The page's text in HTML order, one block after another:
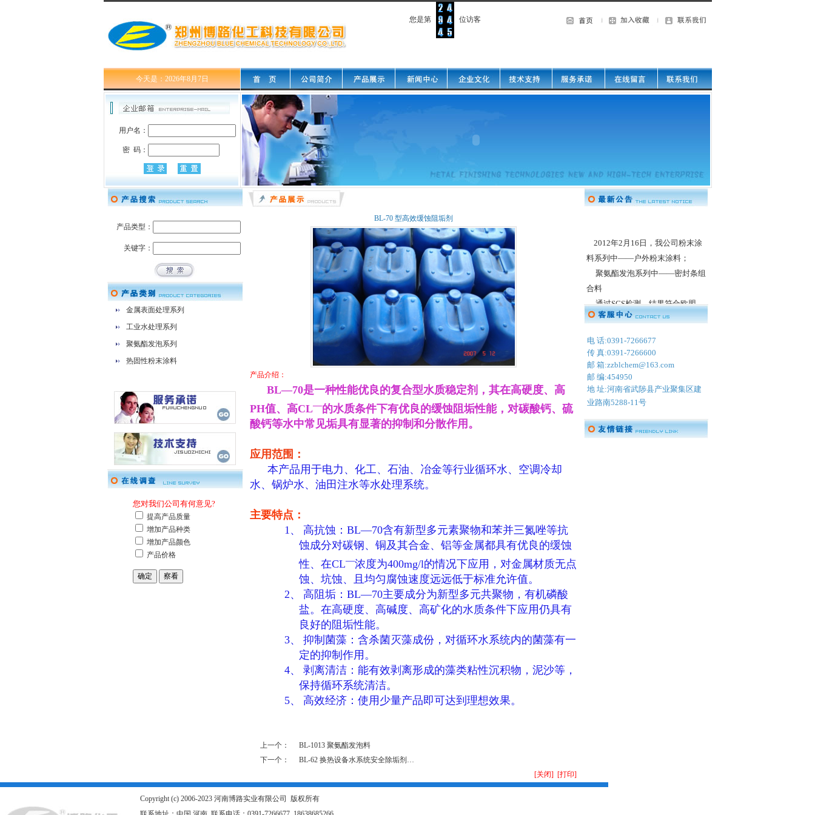
您是第 位访客
今天是：2026年8月7日
用户名：
密 码：
产品类型：
关键字：
金属表面处理系列
工业水处理系列
聚氨酯发泡系列
热固性粉末涂料
BL-70 型高效缓蚀阻垢剂
产品介绍：
BL—70是一种性能优良的复合型水质稳定剂，其在高硬度、高
PH值、高CL—的水质条件下有优良的缓蚀阻垢性能，对碳酸钙、硫
酸钙等水中常见垢具有显著的抑制和分散作用。
应用范围：
本产品用于电力、化工、石油、冶金等行业循环水、空调冷却
水、锅炉水、油田注水等水处理系统。
主要特点：
1、
高抗蚀： BL—70含有新型多元素聚物和苯并三氮唑等抗
蚀成分对碳钢、铜及其合金、铝等金属都具有优良的缓蚀
性、在CL—浓度为400mg/l的情况下应用，对金属材质无点
蚀、坑蚀、且均匀腐蚀速度远远低于标准允许值。
2、
高阻垢： BL—70主要成分为新型多元共聚物，有机磷酸
盐。在高硬度、高碱度、高矿化的水质条件下应用仍具有
良好的阻垢性能。
3、
抑制菌藻：含杀菌灭藻成份，对循环水系统内的菌藻有一
定的抑制作用。
4、
剥离清洁：能有效剥离形成的藻类粘性沉积物，泥沙等，
保持循环系统清洁。
5、
高效经济：使用少量产品即可达到理想效果。
上一个：
BL-1013 聚氨酯发泡料
下一个：
BL-62 换热设备水系统安全除垢剂…
[关闭] [打印]
2012年2月16日，我公司粉末涂
料系列中——户外粉末涂料；
聚氨酯发泡系列中——密封条组
合料
通过SGS检测，结果符合欧盟
ROHS的限值要求。
2013年6月16日，我公司户内粉
末涂料，经SGS检测，符合ROHS
认证。
电 话:0391-7266677
传 真:0391-7266600
邮 箱:zzblchem@163.com
邮 编:454950
地 址:河南省武陟县产业聚集区建
业路南5288-11号
Copyright (c) 2006-2023 河南博路实业有限公司 版权所有